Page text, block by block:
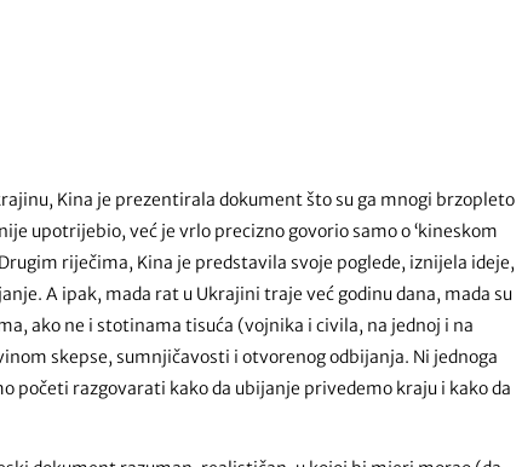
Kina je prezentirala dokument što su ga mnogi brzopleto
upotrijebio, već je vrlo precizno govorio samo o ‘kineskom
riječima, Kina je predstavila svoje poglede, iznijela ideje,
A ipak, mada rat u Ukrajini traje već godinu dana, mada su
ako ne i stotinama tisuća (vojnika i civila, na jednoj i na
skepse, sumnjičavosti i otvorenog odbijanja. Ni jednoga
početi razgovarati kako da ubijanje privedemo kraju i kako da